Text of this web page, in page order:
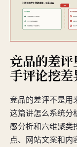
竞品的差
手评论挖
竞品的差评不是用
这篇讲怎么系统
感分析和六维聚类
点、网站文案和内